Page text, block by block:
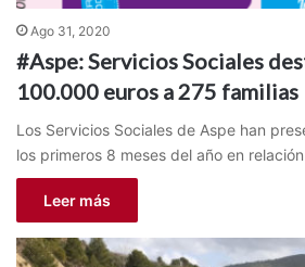
Ago 31, 2020
#Aspe: Servicios Sociales
100.000 euros a 275 familias
Los Servicios Sociales de Aspe han
los primeros 8 meses del año en
Leer más